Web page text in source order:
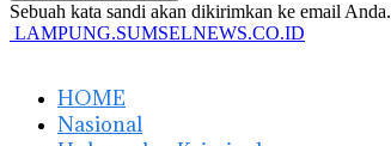
Sebuah kata sandi akan dikirimkan ke email Anda.
LAMPUNG.SUMSELNEWS.CO.ID
HOME
Nasional